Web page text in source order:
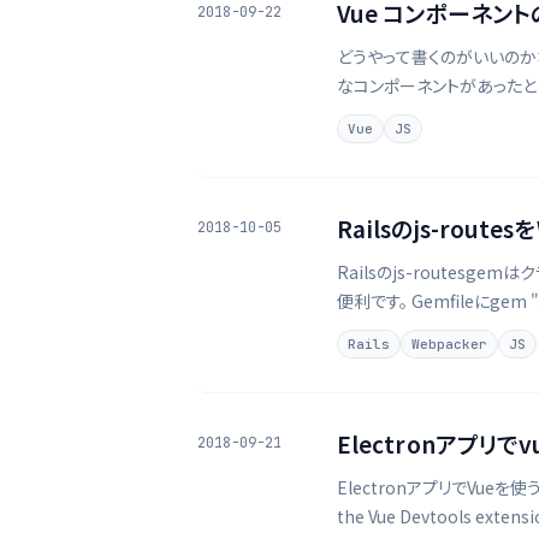
2018-09-22 Vue コンポーネン
どうやって書くのがいいの
なコンポーネントがあった
す。 1export default { 2
Vue JS
2018-10-05 Railsのjs-routes
Railsのjs-routesgemはク
便利です。 Gemfileにgem
application.jsあたり …
Rails Webpacker JS
2018-09-21 Electronアプリで
ElectronアプリでVueを使
the Vue Devtools